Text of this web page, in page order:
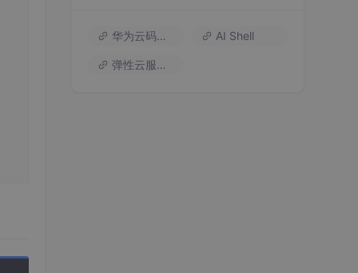
华为云码道（Codearts） AI Shell
弹性云服务器